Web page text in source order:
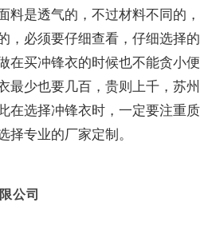
料是透气的，不过材料不同的，
，必须要仔细查看，仔细选择的
在买冲锋衣的时候也不能贪小便
最少也要几百，贵则上千，苏州
在选择冲锋衣时，一定要注重质
专业的厂家定制。
公司